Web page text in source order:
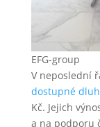
EFG-group
V neposlední
dostupné
Kč. Jejich
a na podporu